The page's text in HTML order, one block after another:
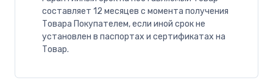
составляет 12 месяцев с момента получения
Товара Покупателем, если иной срок не
установлен в паспортах и сертификатах на
Товар.